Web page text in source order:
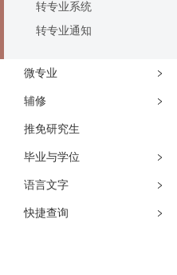
转专业系统
转专业通知
微专业
辅修
推免研究生
毕业与学位
语言文字
快捷查询